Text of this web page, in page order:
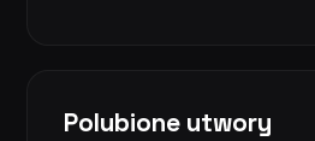
Polubione utwory